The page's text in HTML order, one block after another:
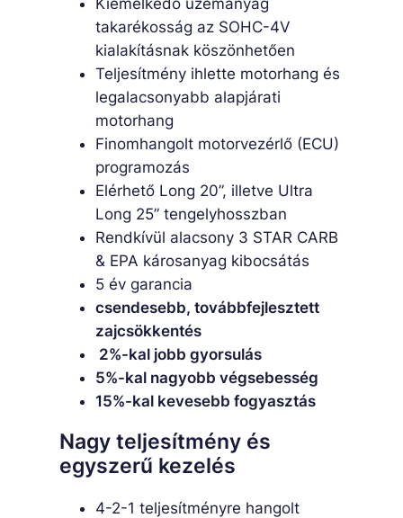
takarékosság az SOHC-4V
kialakításnak köszönhetően
Teljesítmény ihlette motorhang és
legalacsonyabb alapjárati
motorhang
Finomhangolt motorvezérlő (ECU)
programozás
Elérhető Long 20”, illetve Ultra
Long 25” tengelyhosszban
Rendkívül alacsony 3 STAR CARB
& EPA károsanyag kibocsátás
5 év garancia
csendesebb,továbbfejlesztett
zajcsökkentés
2%-kal jobb gyorsulás
5%-kal nagyobb végsebesség
15%-kal kevesebb fogyasztás
Nagy teljesítmény és
egyszerű kezelés
4-2-1 teljesítményre hangolt